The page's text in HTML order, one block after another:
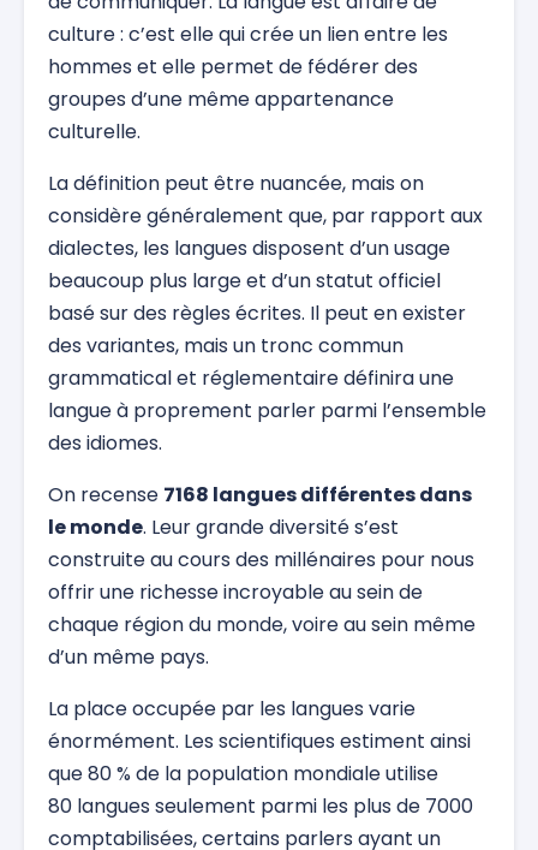
culture : c’est elle qui crée un lien entre les
hommes et elle permet de fédérer des
groupes d’une même appartenance
culturelle.
La définition peut être nuancée, mais on
considère généralement que, par rapport aux
dialectes, les langues disposent d’un usage
beaucoup plus large et d’un statut officiel
basé sur des règles écrites. Il peut en exister
des variantes, mais un tronc commun
grammatical et réglementaire définira une
langue à proprement parler parmi l’ensemble
des idiomes.
On recense 7168 langues différentes dans
le monde. Leur grande diversité s’est
construite au cours des millénaires pour nous
offrir une richesse incroyable au sein de
chaque région du monde, voire au sein même
d’un même pays.
La place occupée par les langues varie
énormément. Les scientifiques estiment ainsi
que 80 % de la population mondiale utilise
80 langues seulement parmi les plus de 7000
comptabilisées, certains parlers ayant un